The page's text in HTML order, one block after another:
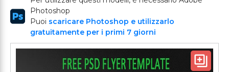
Photoshop
Puoi scaricare Photoshop e utilizzarlo
gratuitamente per i primi 7 giorni